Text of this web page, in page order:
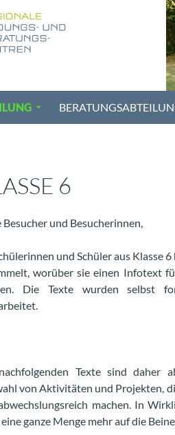
6
Besucher und Besucherinnen,
und Schüler aus Klasse
worüber sie einen Infotext
Die Texte wurden selbst
Texte sinddaher
von Aktivitäten und Projekten,
machen. In
ganze Menge mehr auf die